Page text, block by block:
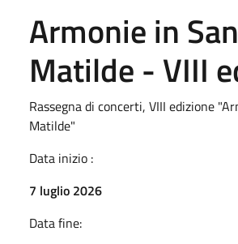
Armonie in
Matilde - VIII
Rassegna di concerti, VIII edizione
Matilde"
Data inizio :
7 luglio 2026
Data fine: